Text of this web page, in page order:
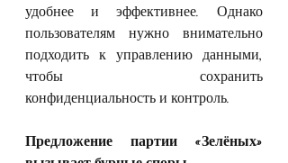
удобнее и эффективнее. Однако
пользователям нужно внимательно
подходить к управлению данными,
чтобы сохранить
конфиденциальность и контроль.
Предложение партии «Зелёных»